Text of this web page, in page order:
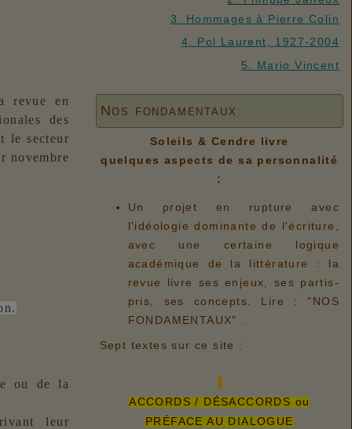
revue en
des
le secteur
novembre
ou de la
leur
3. Hommages à Pierre Colin
4. Pol Laurent, 1927-2004
5. Mario Vincent
Nos fondamentaux
Soleils & Cendre livre
quelques aspects de sa personnalité
:
Un projet en rupture avec
l'idéologie dominante de l'écriture,
avec une certaine logique
académique de la littérature : la
revue livre ses enjeux, ses partis-
pris, ses concepts. Lire : "NOS
FONDAMENTAUX" .
Sept textes sur ce site :
ACCORDS / DÉSACCORDS ou
PRÉFACE AU DIALOGUE